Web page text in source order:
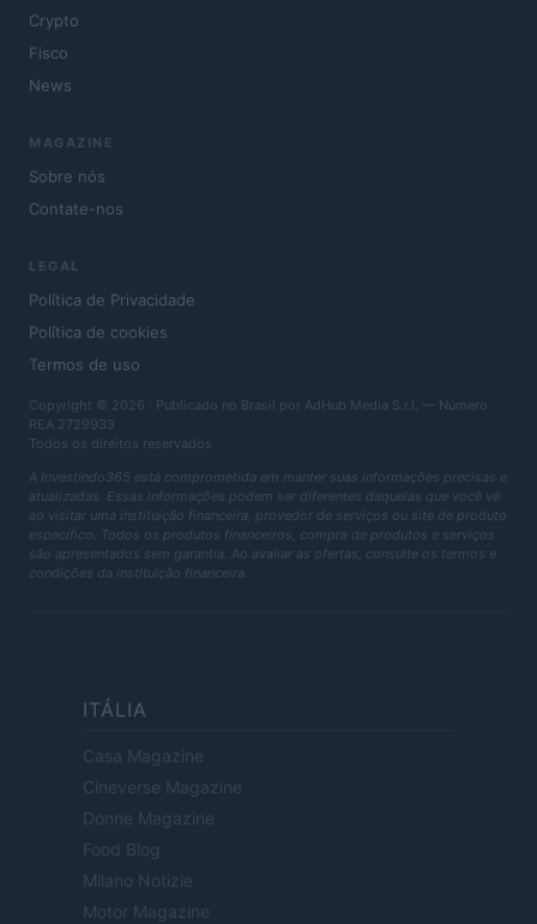
Crypto
Fisco
News
MAGAZINE
Sobre nós
Contate-nos
LEGAL
Política de Privacidade
Política de cookies
Termos de uso
Copyright © 2026 · Publicado no Brasil por AdHub Media S.r.l. — Número
REA 2729933
Todos os direitos reservados
A Investindo365 está comprometida em manter suas informações precisas e
atualizadas. Essas informações podem ser diferentes daquelas que você vê
ao visitar uma instituição financeira, provedor de serviços ou site de produto
específico. Todos os produtos financeiros, compra de produtos e serviços
são apresentados sem garantia. Ao avaliar as ofertas, consulte os termos e
condições da instituição financeira.
ITÁLIA
Casa Magazine
Cineverse Magazine
Donne Magazine
Food Blog
Milano Notizie
Motor Magazine